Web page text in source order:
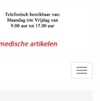
Menu